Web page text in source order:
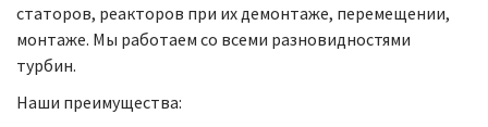
статоров, реакторов при их демонтаже, перемещении,
монтаже. Мы работаем со всеми разновидностями
турбин.
Наши преимущества: